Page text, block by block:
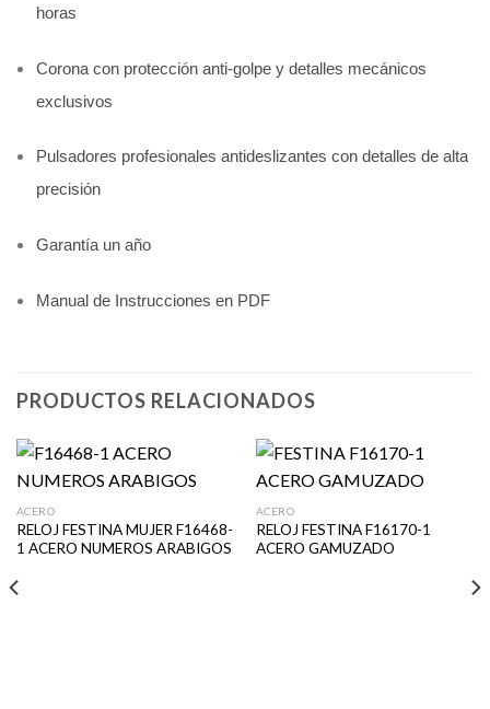
horas
Corona con protección anti-golpe y detalles mecánicos
exclusivos
Pulsadores profesionales antideslizantes con detalles de alta
precisión
Garantía un año
Manual de Instrucciones en PDF
PRODUCTOS RELACIONADOS
ACERO
RELOJ FESTINA MUJER F16468-
1 ACERO NUMEROS ARABIGOS
ACERO
RELOJ FESTINA F16170-1
ACERO GAMUZADO